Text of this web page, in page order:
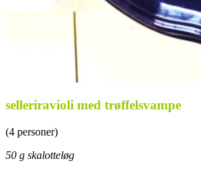
selleriravioli med trøffelsvampe
(4 personer)
50 g skalotteløg